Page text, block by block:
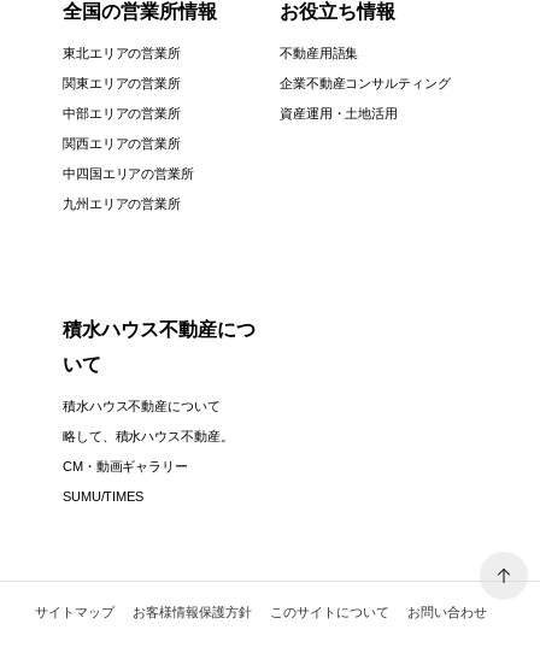
全国の営業所情報
東北エリアの営業所
関東エリアの営業所
中部エリアの営業所
関西エリアの営業所
中四国エリアの営業所
九州エリアの営業所
お役立ち情報
不動産用語集
企業不動産コンサルティング
資産運用・土地活用
積水ハウス不動産につ
いて
積水ハウス不動産について
略して、積水ハウス不動産。
CM・動画ギャラリー
SUMU/TIMES
サイトマップ お客様情報保護方針 このサイトについて お問い合わせ